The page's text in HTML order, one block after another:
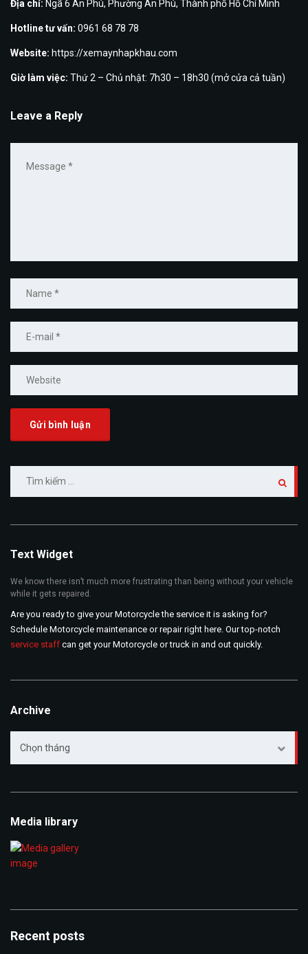
Địa chỉ: Ngã 6 An Phú, Phường An Phú, Thành phố Hồ Chí Minh
Hotline tư vấn: 0961 68 78 78
Website: https://xemaynhapkhau.com
Giờ làm việc: Thứ 2 – Chủ nhật: 7h30 – 18h30 (mở cửa cả tuần)
Leave a Reply
kiếm
Text Widget
We know there isn’t much more frustrating than being without your vehicle
while it gets repaired.
Are you ready to give your Motorcycle the service it is asking for?
Schedule Motorcycle maintenance or repair right here. Our top-notch
service staff can get your Motorcycle or truck in and out quickly.
Archive
Chọn tháng
Media library
Recent posts